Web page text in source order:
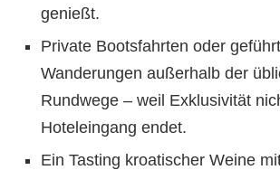
genießt.
Private Bootsfahrten oder
Wanderungen außerhalb der
Rundwege – weil Exklusivität
Hoteleingang endet.
Ein Tasting kroatischer Weine